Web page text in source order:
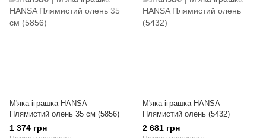
М'яка іграшка HANSA
Плямистий олень 35 см (5856)
1 374 грн
М'яка іграшка HANSA
Плямистий олень (5432)
2 681 грн